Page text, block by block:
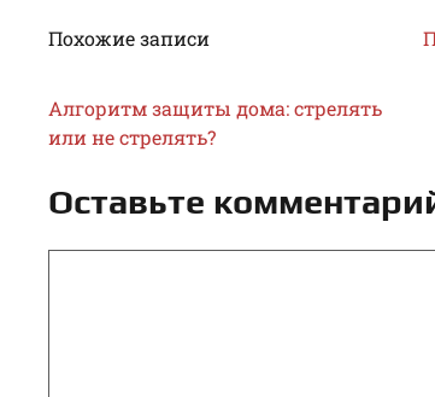
Похожие записи
Алгоритм защиты дома: стрелять
или не стрелять?
Оставьте